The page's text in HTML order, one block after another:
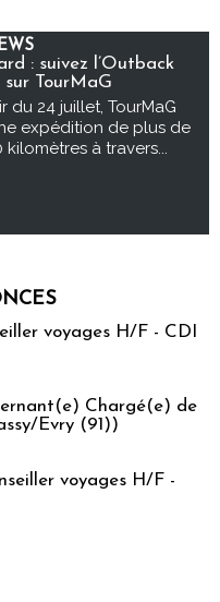
: suivez l’Outback
TourMaG
du 24 juillet, TourMaG
expédition de plus de
kilomètres à travers...
voyages H/F - CDI
Chargé(e) de
Evry (91))
voyages H/F -